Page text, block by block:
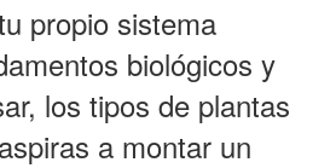
propio sistema
biológicos y
los tipos de plantas
a montar un